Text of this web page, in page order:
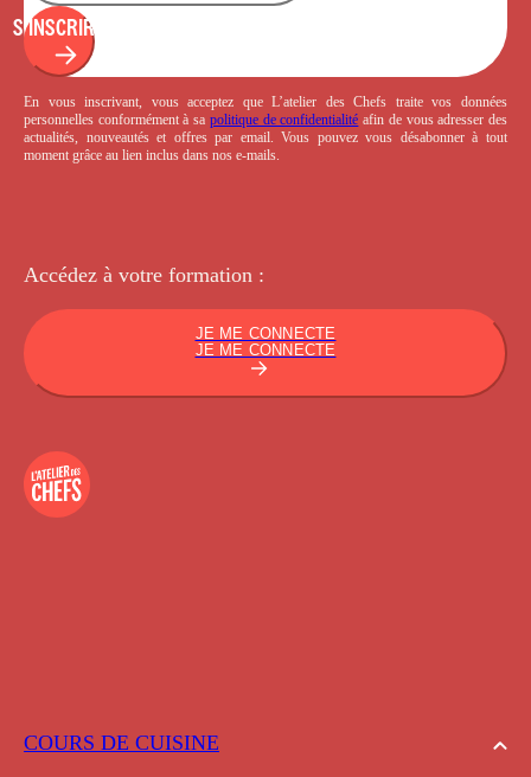
COURS DE CUISINE
S'INSCRIRE
En vous inscrivant, vous acceptez que L’atelier des Chefs traite vos données
personnelles conformément à sa politique de confidentialité afin de vous adresser des
actualités, nouveautés et offres par email. Vous pouvez vous désabonner à tout
moment grâce au lien inclus dans nos e-mails.
Accédez à votre formation :
JE ME CONNECTE
JE ME CONNECTE